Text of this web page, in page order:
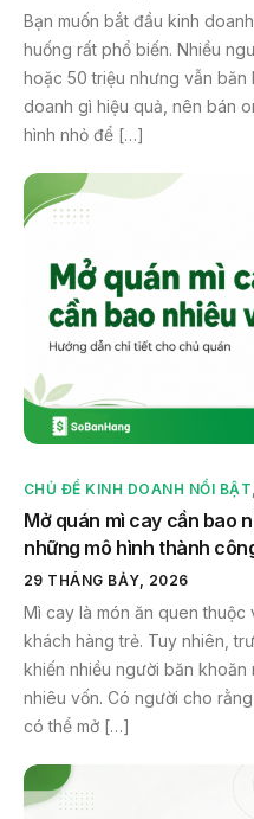
Bạn muốn bắt đầu kinh
huống rất phổ biến. Nhiều
hoặc 50 triệu nhưng vẫn
doanh gì hiệu quả, nên bán
hình nhỏ để […]
CHỦ ĐỀ KINH DOANH NỔI BẬT,
Mở quán mì cay cần bao
những mô hình thành
29 THÁNG BẢY, 2026
Mì cay là món ăn quen thuộc
khách hàng trẻ. Tuy nhiên,
khiến nhiều người băn khoăn
nhiêu vốn. Có người cho
có thể mở […]